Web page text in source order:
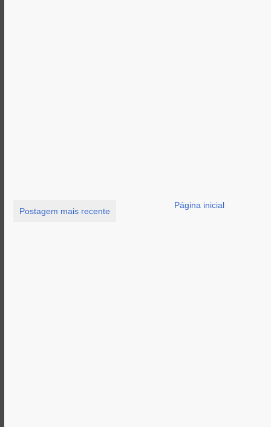
Postagem mais recente
Página inicial